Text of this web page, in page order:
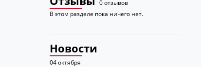
0 отзывов
В этом разделе пока ничего нет.
Новости
04 октября